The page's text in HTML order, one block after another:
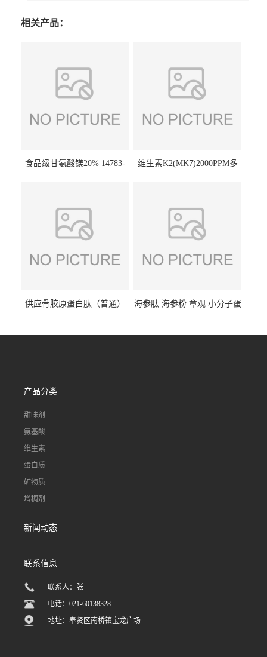
相关产品：
食品级甘氨酸镁20% 14783-
维生素K2(MK7)2000PPM多
供应骨胶原蛋白肽（普通）
海参肽 海参粉 章观 小分子蛋
产品分类
甜味剂
氨基酸
维生素
蛋白质
矿物质
增稠剂
新闻动态
联系信息
联系人：张
电话：021-60138328
地址：奉贤区南桥镇宝龙广场